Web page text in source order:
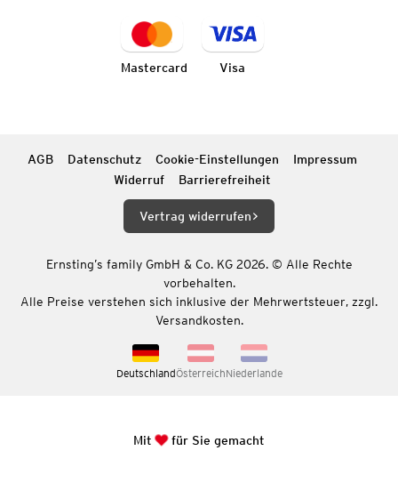
Mastercard Visa
AGB Datenschutz Cookie-Einstellungen
Impressum
Widerruf
Barrierefreiheit
Vertrag widerrufen
Ernsting’s family GmbH & Co. KG 2026. © Alle Rechte
vorbehalten.
Alle Preise verstehen sich inklusive der Mehrwertsteuer, zzgl.
Versandkosten.
DeutschlandÖsterreichNiederlande
Mit für Sie gemacht